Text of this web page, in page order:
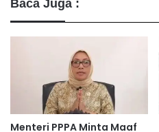
Baca Juga :
Menteri PPPA Minta Maaf